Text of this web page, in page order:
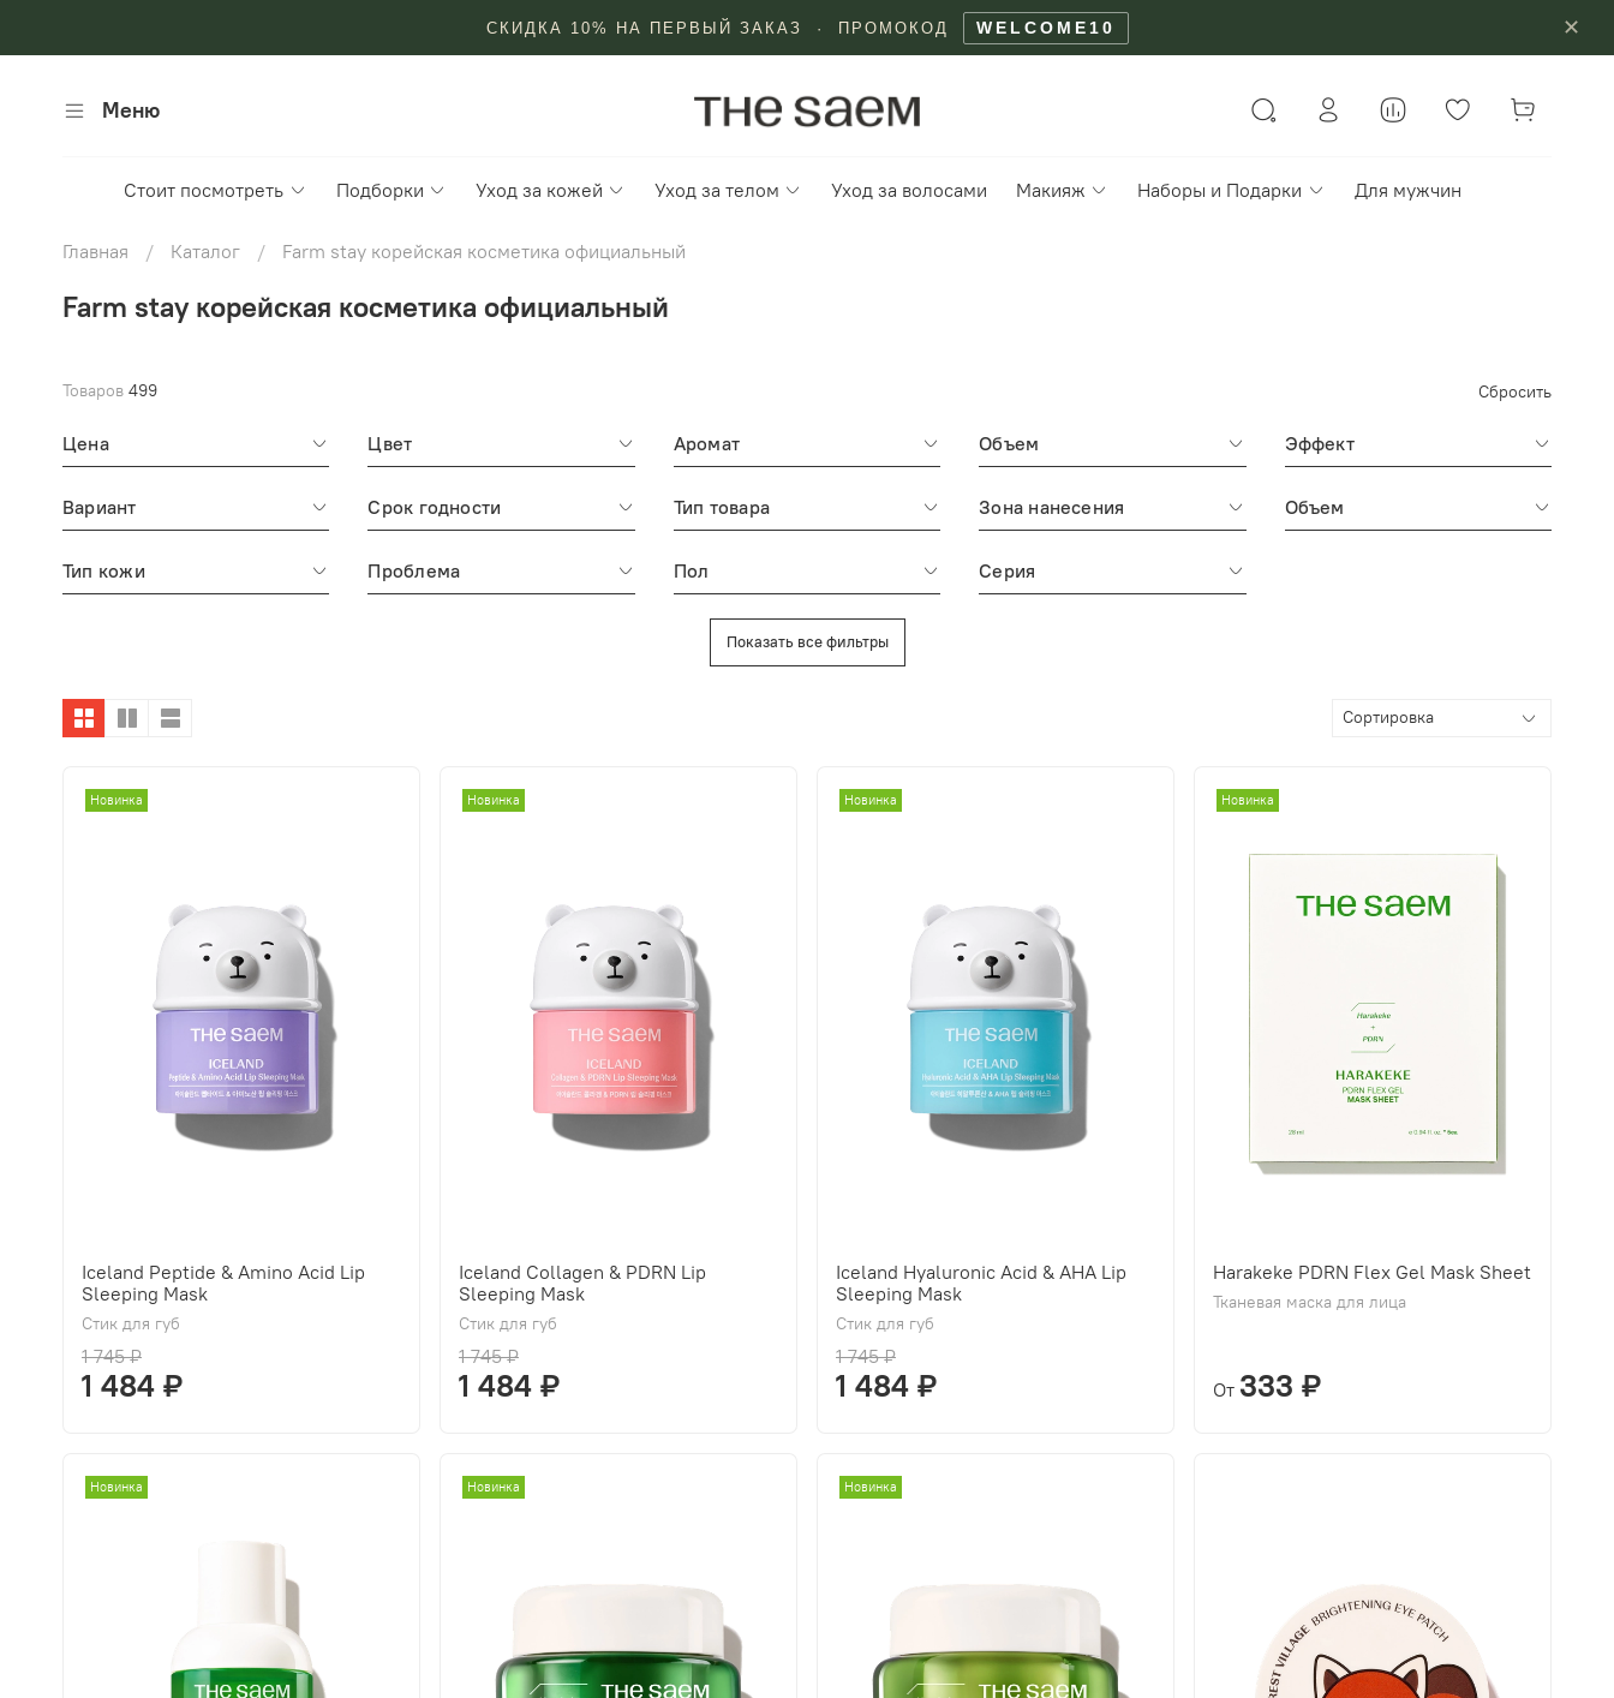
СКИДКА 10% НА ПЕРВЫЙ ЗАКАЗ · ПРОМОКОД WELCOME10 ✕
Меню
Стоит посмотреть Подборки Уход за кожей Уход за телом Уход за волосами Макияж Наборы и Подарки Для мужчин
Главная Каталог Farm stay корейская косметика официальный
Farm stay корейская косметика официальный
Товаров 499 Сбросить
Цена Цвет Аромат Объем Эффект
Вариант Срок годности Тип товара Зона нанесения Объем
Тип кожи Проблема Пол Серия
Показать все фильтры
Новинка
Iceland Peptide & Amino Acid Lip
Sleeping Mask
Стик для губ
1 745 ₽
1 484 ₽
Новинка
Iceland Collagen & PDRN Lip
Sleeping Mask
Стик для губ
1 745 ₽
1 484 ₽
Новинка
Iceland Hyaluronic Acid & AHA Lip
Sleeping Mask
Стик для губ
1 745 ₽
1 484 ₽
Новинка
Harakeke PDRN Flex Gel Mask Sheet
Тканевая маска для лица
От 333 ₽
Новинка Новинка Новинка